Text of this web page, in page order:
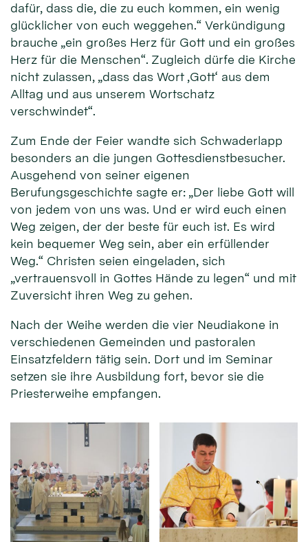
dafür, dass die, die zu euch kommen, ein wenig
glücklicher von euch weggehen.“ Verkündigung
brauche „ein großes Herz für Gott und ein großes
Herz für die Menschen“. Zugleich dürfe die Kirche
nicht zulassen, „dass das Wort ‚Gott‘ aus dem
Alltag und aus unserem Wortschatz
verschwindet“.
Zum Ende der Feier wandte sich Schwaderlapp
besonders an die jungen Gottesdienstbesucher.
Ausgehend von seiner eigenen
Berufungsgeschichte sagte er: „Der liebe Gott will
von jedem von uns was. Und er wird euch einen
Weg zeigen, der der beste für euch ist. Es wird
kein bequemer Weg sein, aber ein erfüllender
Weg.“ Christen seien eingeladen, sich
„vertrauensvoll in Gottes Hände zu legen“ und mit
Zuversicht ihren Weg zu gehen.
Nach der Weihe werden die vier Neudiakone in
verschiedenen Gemeinden und pastoralen
Einsatzfeldern tätig sein. Dort und im Seminar
setzen sie ihre Ausbildung fort, bevor sie die
Priesterweihe empfangen.